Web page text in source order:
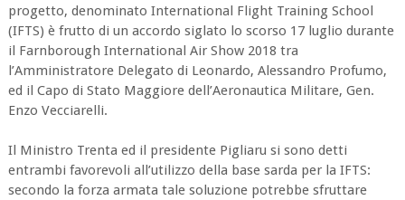
progetto, denominato International Flight Training School
(IFTS) è frutto di un accordo siglato lo scorso 17 luglio durante
il Farnborough International Air Show 2018 tra
l’Amministratore Delegato di Leonardo, Alessandro Profumo,
ed il Capo di Stato Maggiore dell’Aeronautica Militare, Gen.
Enzo Vecciarelli.
Il Ministro Trenta ed il presidente Pigliaru si sono detti
entrambi favorevoli all’utilizzo della base sarda per la IFTS:
secondo la forza armata tale soluzione potrebbe sfruttare